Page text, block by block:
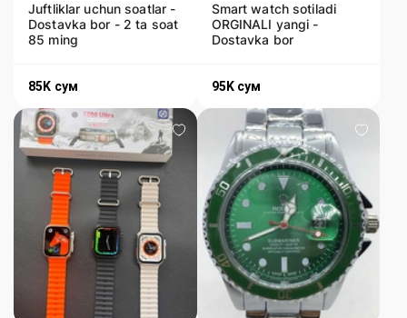
Juftliklar uchun soatlar -
Dostavka bor - 2 ta soat
85 ming
85K сум
Smart watch sotiladi
ORGINALI yangi -
Dostavka bor
95K сум